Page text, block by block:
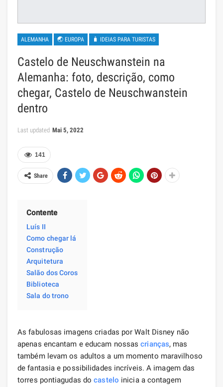
ALEMANHA 🌏 EUROPA 🧳 IDEIAS PARA TURISTAS
Castelo de Neuschwanstein na
Alemanha: foto, descrição, como
chegar, Castelo de Neuschwanstein
dentro
Last updated Mai 5, 2022
141
Share
Contente
Luís II
Como chegar lá
Construção
Arquitetura
Salão dos Coros
Biblioteca
Sala do trono
As fabulosas imagens criadas por Walt Disney não
apenas encantam e educam nossascrianças, mas
também levam os adultos a um momento maravilhoso
de fantasia e possibilidades incríveis. A imagem das
torres pontiagudas docastelo inicia a contagem